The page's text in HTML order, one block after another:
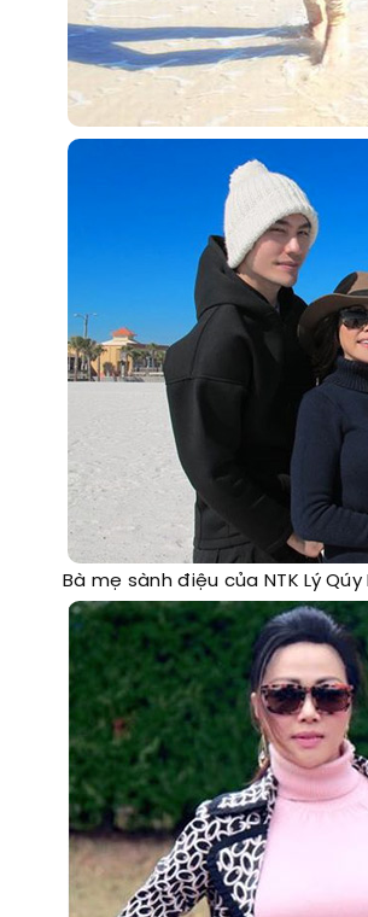
Bà mẹ sành điệu của NTK Lý Qúy